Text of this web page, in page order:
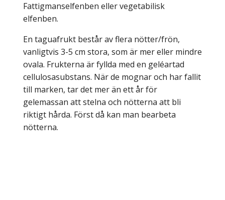
Fattigmanselfenben eller vegetabilisk
elfenben.
En taguafrukt består av flera nötter/frön,
vanligtvis 3-5 cm stora, som är mer eller mindre
ovala. Frukterna är fyllda med en geléartad
cellulosasubstans. När de mognar och har fallit
till marken, tar det mer än ett år för
gelemassan att stelna och nötterna att bli
riktigt hårda. Först då kan man bearbeta
nötterna.